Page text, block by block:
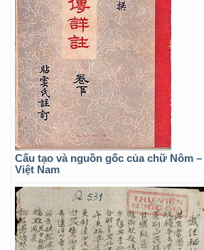
Cấu tạo và nguồn gốc của chữ Nôm
Việt Nam